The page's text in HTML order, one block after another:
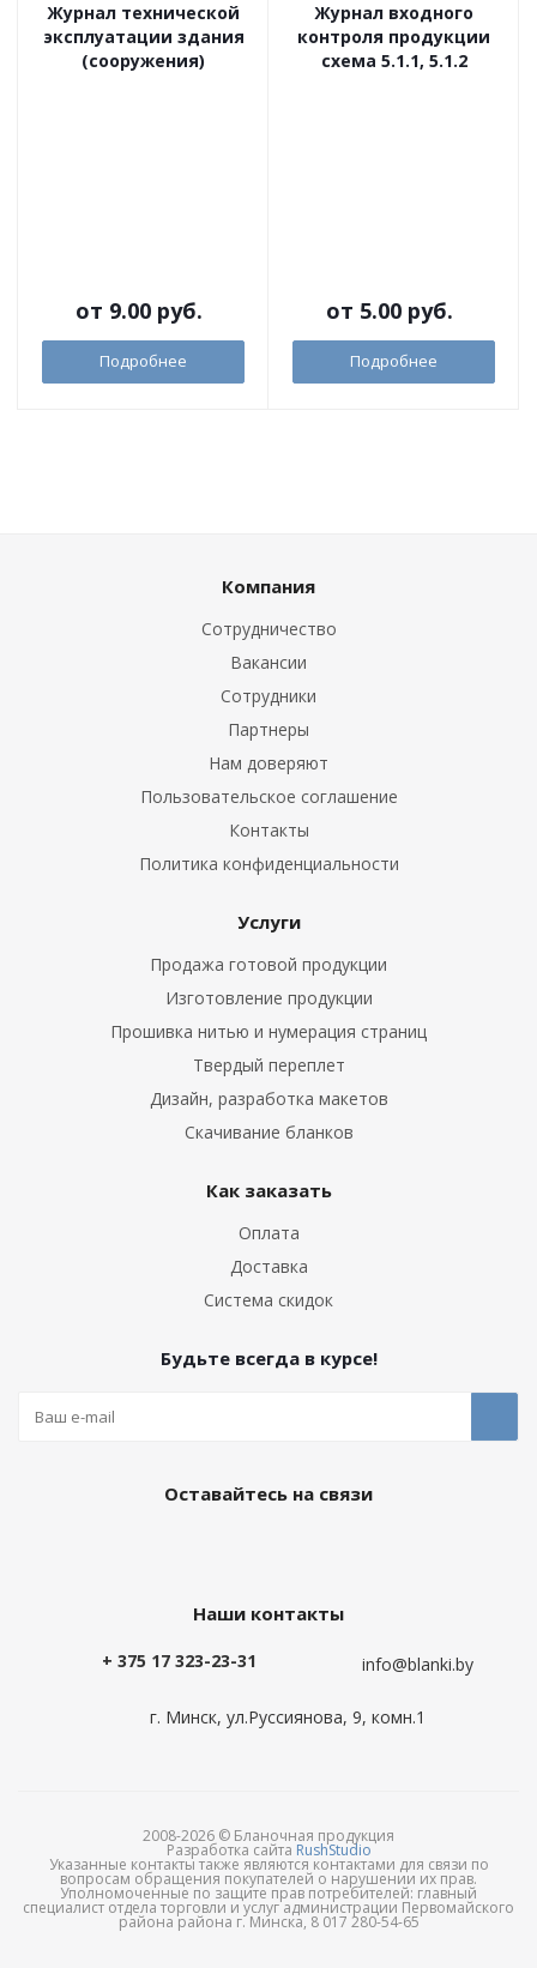
Журнал технической
эксплуатации здания
(сооружения)
от 9.00 руб.
Подробнее
Журнал входного
контроля продукции
схема 5.1.1, 5.1.2
от 5.00 руб.
Подробнее
Компания
Сотрудничество
Вакансии
Сотрудники
Партнеры
Нам доверяют
Пользовательское соглашение
Контакты
Политика конфиденциальности
Услуги
Продажа готовой продукции
Изготовление продукции
Прошивка нитью и нумерация страниц
Твердый переплет
Дизайн, разработка макетов
Скачивание бланков
Как заказать
Оплата
Доставка
Система скидок
Будьте всегда в курсе!
Оставайтесь на связи
Наши контакты
+ 375 17 323-23-31 info@blanki.by
г. Минск, ул.Руссиянова, 9, комн.1
2008-2026 © Бланочная продукция
Разработка сайта RushStudio
Указанные контакты также являются контактами для связи по
вопросам обращения покупателей о нарушении их прав.
Уполномоченные по защите прав потребителей: главный
специалист отдела торговли и услуг администрации Первомайского
района района г. Минска, 8 017 280-54-65